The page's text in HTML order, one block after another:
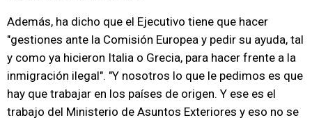
Además, ha dicho que el Ejecutivo tiene que hacer
"gestiones ante la Comisión Europea y pedir su ayuda, tal
y como ya hicieron Italia o Grecia, para hacer frente a la
inmigración ilegal". "Y nosotros lo que le pedimos es que
hay que trabajar en los países de origen. Y ese es el
trabajo del Ministerio de Asuntos Exteriores y eso no se